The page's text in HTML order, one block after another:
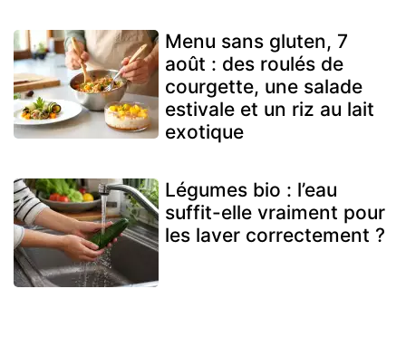
Menu sans gluten, 7
août : des roulés de
courgette, une salade
estivale et un riz au lait
exotique
Légumes bio : l’eau
suffit-elle vraiment pour
les laver correctement ?